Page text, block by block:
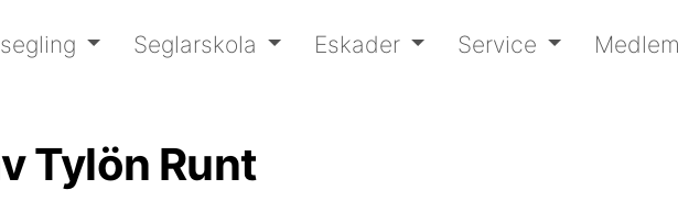
Seglarskola Eskader Service Medlem
Tylön Runt